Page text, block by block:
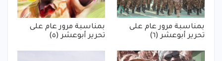
بمناسبة مرور عام على
تحرير أبوعشر (٦)
بمناسبة مرور عام على
تحرير أبوعشر (٥)